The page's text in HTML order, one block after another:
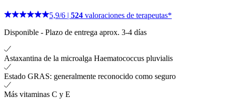
5,9/6 | 524 valoraciones de terapeutas*
Disponible - Plazo de entrega aprox. 3-4 días
Astaxantina de la microalga Haematococcus pluvialis
Estado GRAS: generalmente reconocido como seguro
Más vitaminas C y E